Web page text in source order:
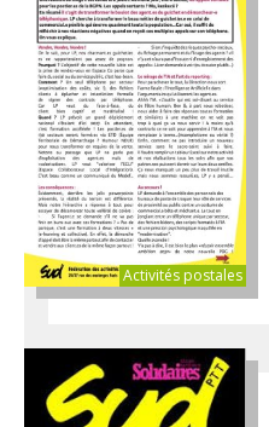
Activités postales